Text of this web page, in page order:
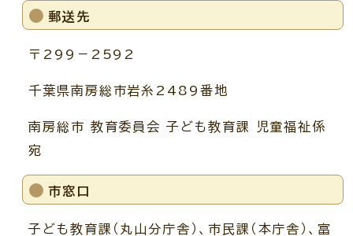
郵送先
〒299－2592
千葉県南房総市岩糸2489番地
南房総市 教育委員会 子ども教育課 児童福祉係
宛
市窓口
子ども教育課（丸山分庁舎）、市民課（本庁舎）、富